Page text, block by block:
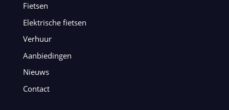
Fietsen
Elektrische fietsen
Verhuur
Aanbiedingen
Nieuws
Contact